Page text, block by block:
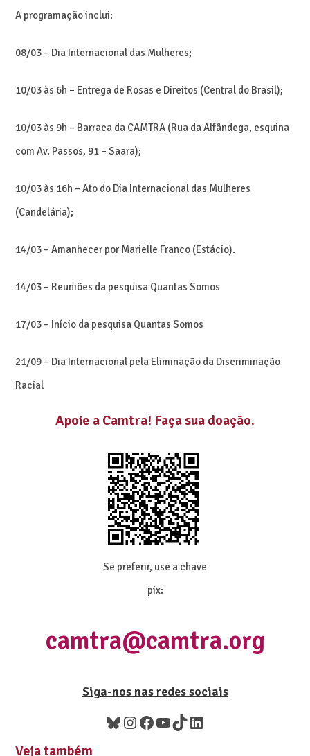
A programação inclui:
08/03 – Dia Internacional das Mulheres;
10/03 às 6h – Entrega de Rosas e Direitos (Central do Brasil);
10/03 às 9h – Barraca da CAMTRA (Rua da Alfândega, esquina
com Av. Passos, 91 – Saara);
10/03 às 16h – Ato do Dia Internacional das Mulheres
(Candelária);
14/03 – Amanhecer por Marielle Franco (Estácio).
14/03 – Reuniões da pesquisa Quantas Somos
17/03 – Início da pesquisa Quantas Somos
21/09 – Dia Internacional pela Eliminação da Discriminação
Racial
Apoie a Camtra! Faça sua doação.
Se preferir, use a chave
pix:
camtra@camtra.org
Siga-nos nas redes sociais
Veja também